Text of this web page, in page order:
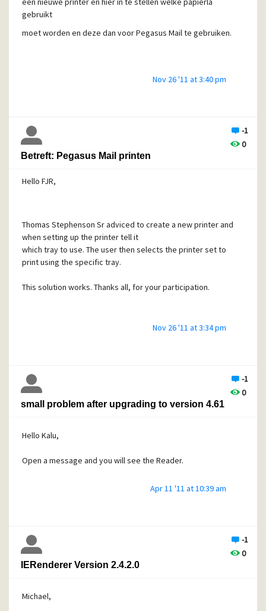
gebruikt
moet worden en deze dan voor Pegasus Mail te gebruiken.
Nov 26 '11 at 3:40 pm
-1
0
Betreft: Pegasus Mail printen
Hello FJR,
Thomas Stephenson Sr adviced to create a new printer and
when setting up the printer tell it
which tray to use. The user then selects the printer set to
print using the specific tray.
This solution works. Thanks all, for your participation.
Nov 26 '11 at 3:34 pm
-1
0
small problem after upgrading to version 4.61
Hello Kalu,
Open a message and you will see the Reader.
Apr 11 '11 at 10:39 am
-1
0
IERenderer Version 2.4.2.0
Michael,